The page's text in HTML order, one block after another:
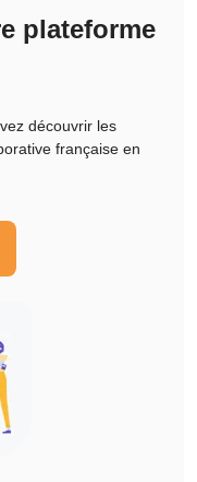
plateforme
découvrir les
française en